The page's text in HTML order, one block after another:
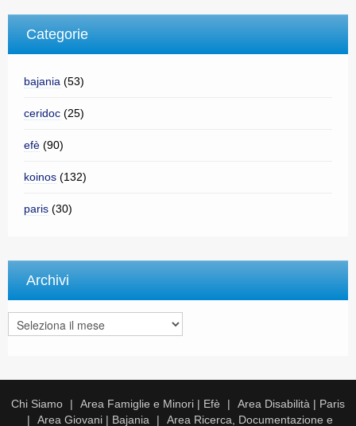
Categorie
bajania (53)
ceridoc (25)
efè (90)
koinos (132)
paris (30)
Archivi
Archivi
Chi Siamo Area Famiglie e Minori | Efè
Area Disabilità | Paris
Area Giovani | Bajania
Area Ricerca, Documentazione e